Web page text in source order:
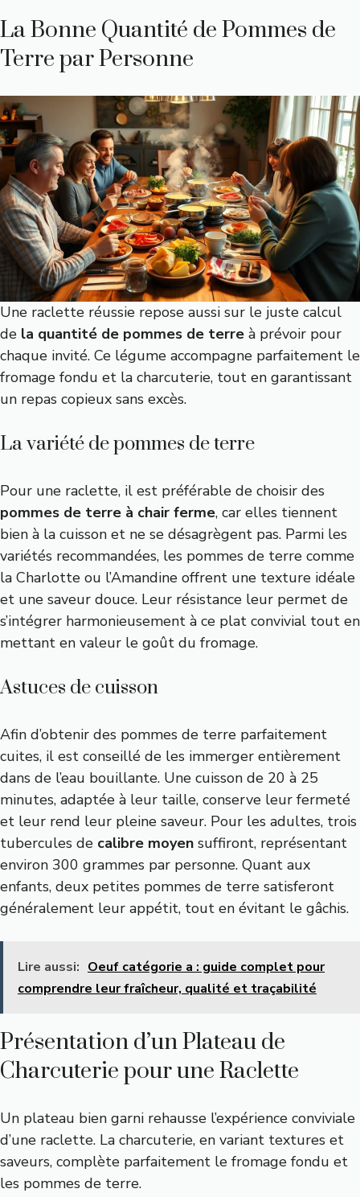
La Bonne Quantité de Pommes de
Terre par Personne
Une raclette réussie repose aussi sur le juste calcul
de la quantité de pommes de terre à prévoir pour
chaque invité. Ce légume accompagne parfaitement le
fromage fondu et la charcuterie, tout en garantissant
un repas copieux sans excès.
La variété de pommes de terre
Pour une raclette, il est préférable de choisir des
pommes de terre à chair ferme, car elles tiennent
bien à la cuisson et ne se désagrègent pas. Parmi les
variétés recommandées, les pommes de terre comme
la Charlotte ou l’Amandine offrent une texture idéale
et une saveur douce. Leur résistance leur permet de
s’intégrer harmonieusement à ce plat convivial tout en
mettant en valeur le goût du fromage.
Astuces de cuisson
Afin d’obtenir des pommes de terre parfaitement
cuites, il est conseillé de les immerger entièrement
dans de l’eau bouillante. Une cuisson de 20 à 25
minutes, adaptée à leur taille, conserve leur fermeté
et leur rend leur pleine saveur. Pour les adultes, trois
tubercules de calibre moyen suffiront, représentant
environ 300 grammes par personne. Quant aux
enfants, deux petites pommes de terre satisferont
généralement leur appétit, tout en évitant le gâchis.
Lire aussi: Oeuf catégorie a : guide complet pour
comprendre leur fraîcheur, qualité et traçabilité
Présentation d’un Plateau de
Charcuterie pour une Raclette
Un plateau bien garni rehausse l’expérience conviviale
d’une raclette. La charcuterie, en variant textures et
saveurs, complète parfaitement le fromage fondu et
les pommes de terre.